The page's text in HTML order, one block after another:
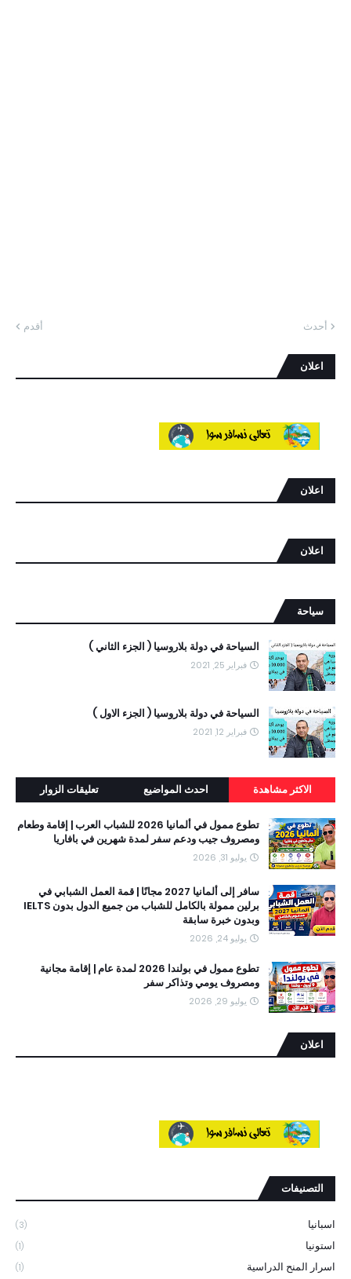
أحدث أقدم
اعلان
اعلان
اعلان
سياحة
السياحة في دولة بلاروسيا ( الجزء الثاني )
فبراير 25, 2021
السياحة في دولة بلاروسيا ( الجزء الاول )
فبراير 12, 2021
الاكثر مشاهدة احدث المواضيع تعليقات الزوار
تطوع ممول في ألمانيا 2026 للشباب العرب | إقامة وطعام
ومصروف جيب ودعم سفر لمدة شهرين في بافاريا
يوليو 31, 2026
سافر إلى ألمانيا 2027 مجانًا | قمة العمل الشبابي في
برلين ممولة بالكامل للشباب من جميع الدول بدون IELTS
وبدون خبرة سابقة
يوليو 24, 2026
تطوع ممول في بولندا 2026 لمدة عام | إقامة مجانية
ومصروف يومي وتذاكر سفر
يوليو 29, 2026
اعلان
التصنيفات
اسبانيا (3)
استونيا (1)
اسرار المنح الدراسية (1)